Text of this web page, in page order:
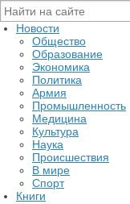
Новости
Общество
Образование
Экономика
Политика
Армия
Промышленность
Медицина
Культура
Наука
Происшествия
В мире
Спорт
Книги